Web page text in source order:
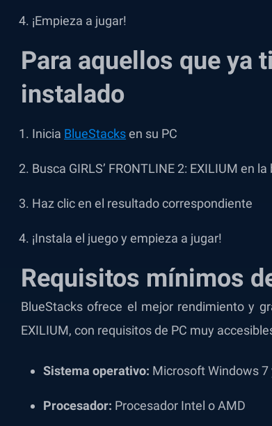
¡Empieza a jugar!
Para aquellos que ya
instalado
Inicia BlueStacksen su PC
Busca GIRLS’ FRONTLINE 2: EXILIUM en
Haz clic en el resultado correspondiente
¡Instala el juego y empieza a jugar!
Requisitos mínimos
BlueStacks ofrece el mejor rendimiento y
EXILIUM, con requisitos de PC muy
Sistema operativo: Microsoft Windows 7
Procesador: Procesador Intel o AMD